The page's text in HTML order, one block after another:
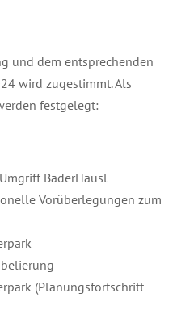
und dem entsprechenden
wird zugestimmt. Als
festgelegt:
BaderHäusl
Vorüberlegungen zum
(Planungsfortschritt